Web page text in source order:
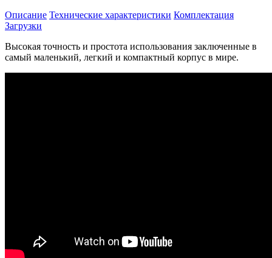
Описание Технические характеристики Комплектация
Загрузки
Высокая точность и простота использования заключенные в
самый маленький, легкий и компактный корпус в мире.